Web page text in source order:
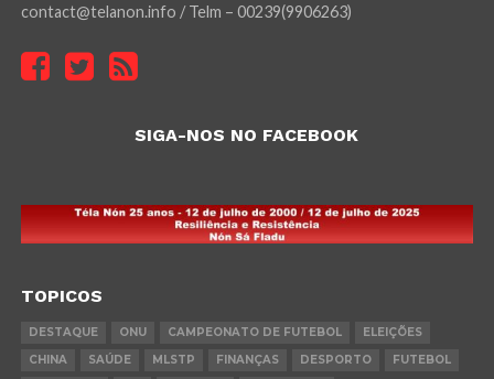
contact@telanon.info / Telm – 00239(9906263)
SIGA-NOS NO FACEBOOK
TOPICOS
DESTAQUE ONU CAMPEONATO DE FUTEBOL
ELEIÇÕES
CHINA
SAÚDE MLSTP FINANÇAS DESPORTO FUTEBOL